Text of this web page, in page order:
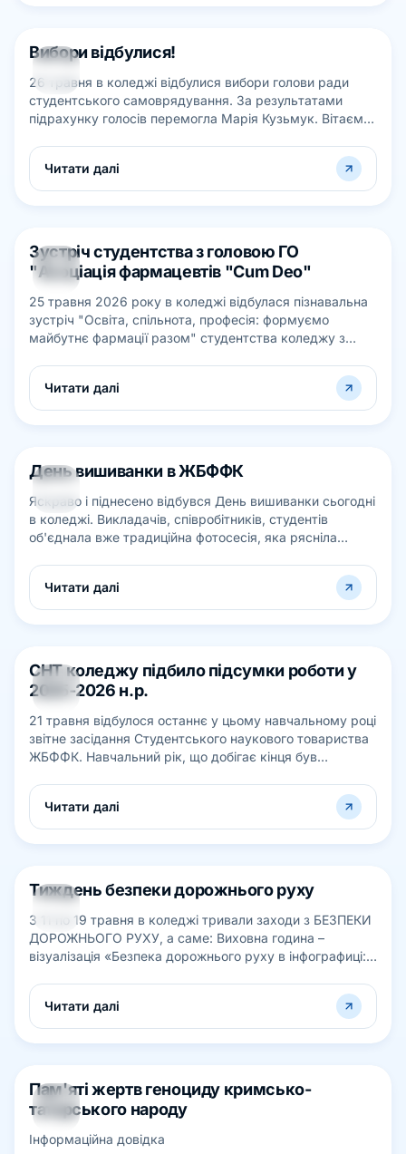
26
Вибори відбулися!
26 травня в коледжі відбулися вибори голови ради
студентського самоврядування. За результатами
підрахунку голосів перемогла Марія Кузьмук. Вітаємо
Читати далі
25
ТРАВ
Зустріч студентства з головою ГО
"Асоціація фармацевтів "Cum Deo"
25 травня 2026 року в коледжі відбулася пізнавальна
зустріч "Освіта, спільнота, професія: формуємо
майбутнє фармації разом" студентства коледжу з
Читати далі
21
День вишиванки в ЖБФФК
Яскраво і піднесено відбувся День вишиванки сьогодні
в коледжі. Викладачів, співробітників, студентів
об'єднала вже традиційна фотосесія, яка рясніла
Читати далі
21
ТРАВ
СНТ коледжу підбило підсумки роботи у
2025-2026 н.р.
21 травня відбулося останнє у цьому навчальному році
звітне засідання Студентського наукового товариства
ЖБФФК. Навчальний рік, що добігає кінця був
Читати далі
19
Тиждень безпеки дорожнього руху
З 11 по 19 травня в коледжі тривали заходи з БЕЗПЕКИ
ДОРОЖНЬОГО РУХУ, а саме: Виховна година –
візуалізація «Безпека дорожнього руху в інфографиці:
Читати далі
18
ТРАВ
Пам'яті жертв геноциду кримсько-
татарського народу
Інформаційна довідка